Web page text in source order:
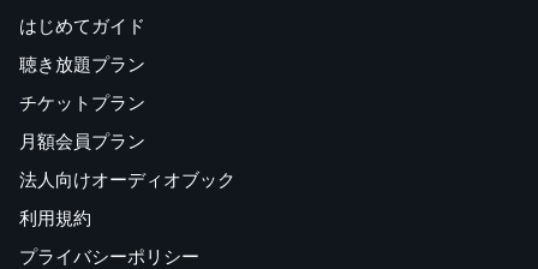
はじめてガイド
聴き放題プラン
チケットプラン
月額会員プラン
法人向けオーディオブック
利用規約
プライバシーポリシー